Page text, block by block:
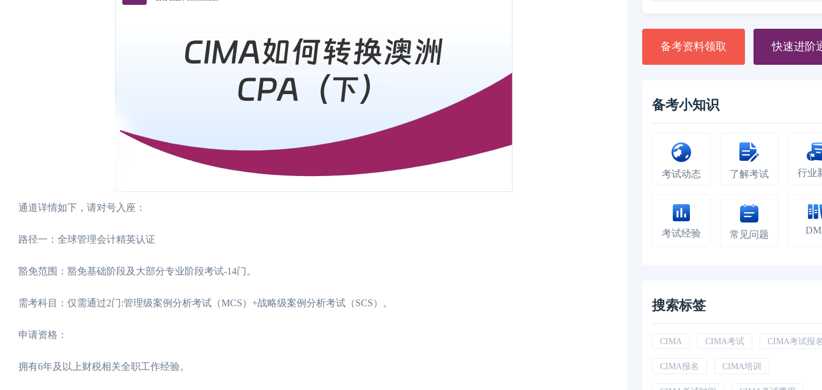
通道详情如下，请对号入座：
路径一：全球管理会计精英认证
豁免范围：豁免基础阶段及大部分专业阶段考试-14门。
需考科目：仅需通过2门:管理级案例分析考试（MCS）+战略级案例分析考试（SCS）。
申请资格：
拥有6年及以上财税相关全职工作经验。
**dAB 130****2737 2024-10-10
用户987 130****6344 2024-09-13
备考资料领取 快速进阶
备考小知识
考试动态 了解考试 行业
考试经验 常见问题
搜索标签
CIMA CIMA考试 CIMA考试报
CIMA报名 CIMA培训